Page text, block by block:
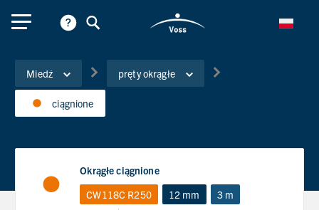
Miedź pręty okrągłe
ciągnione
Okrągłe ciągnione
CW118C R250
12 mm 3 m